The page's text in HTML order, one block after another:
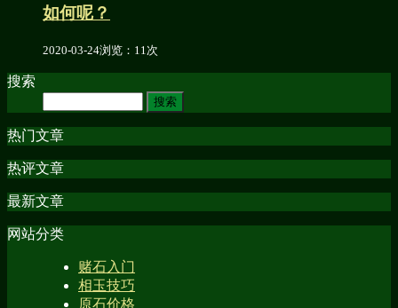
如何呢？
2020-03-24浏览：11次
搜索
热门文章
热评文章
最新文章
网站分类
赌石入门
相玉技巧
原石价格